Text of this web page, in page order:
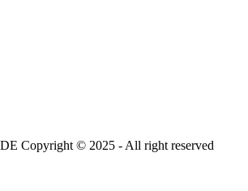
Copyright © 2025 - All right reserved